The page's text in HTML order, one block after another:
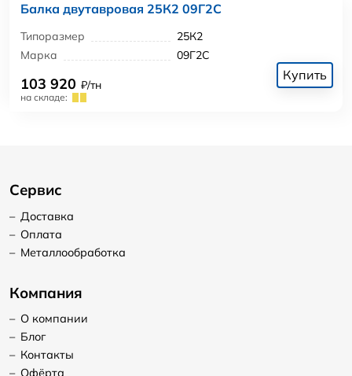
Балка двутавровая 25К2 09Г2С
Типоразмер
25К2
Марка
09Г2С
103 920 ₽/тн
на складе:
Купить
Сервис
– Доставка
– Оплата
– Металлообработка
Компания
– О компании
– Блог
– Контакты
– Офёрта